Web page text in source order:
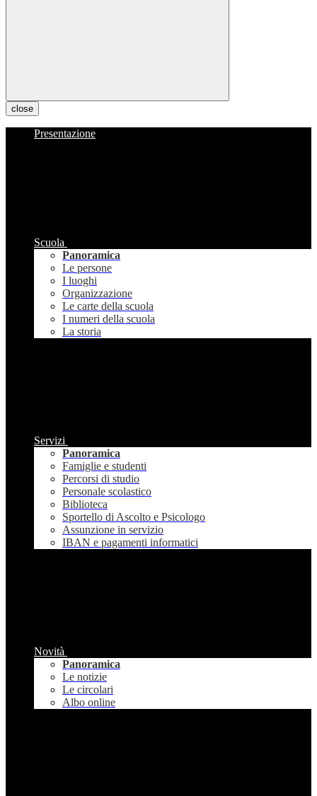
close
Presentazione
Scuola
Panoramica
Le persone
I luoghi
Organizzazione
Le carte della scuola
I numeri della scuola
La storia
Servizi
Panoramica
Famiglie e studenti
Percorsi di studio
Personale scolastico
Biblioteca
Sportello di Ascolto e Psicologo
Assunzione in servizio
IBAN e pagamenti informatici
Novità
Panoramica
Le notizie
Le circolari
Albo online